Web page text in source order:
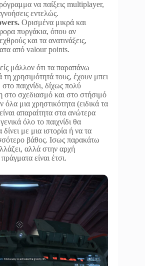
να παίξεις multiplayer,
εντελώς.
Ορισμένα μικρά και
πυργάκια, όπου αν
και τα ανατινάξεις,
από valour points.
μάλλον ότι τα παραπάνω
χρησιμότητά τους, έχουν μπει
παιχνίδι, δίχως πολύ
στο σχεδιασμό και στο στήσιμό
όλα μια χρηστικότητα (ειδικά τα
απαραίτητα στα ανώτερα
όλο το παιχνίδι θα
με μια ιστορία ή να τα
βάθος. Ισως παρακάτω
αλλά στην αρχή
είναι έτσι.